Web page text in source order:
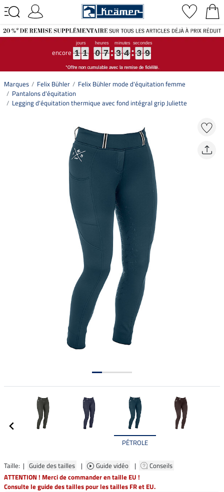
encore 1
1
1
1 1
1
1
1 0
0
0
0 7
7
7
7 3
3
3
3 4
4
4
4 3
3
3
3 8
9
8
9
Marques Felix Bühler
Felix Bühler mode d'équitation femme
Pantalons d'équitation
Legging d'équitation thermique avec fond intégral grip Juliette
PÉTROLE
Taille: | Guide des tailles | Guide vidéo |
Conseils
ATTENTION ! Merci de commander en taille EU !
Consulte le guide des tailles pour les tailles FR et EU.